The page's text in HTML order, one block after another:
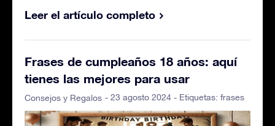
Leer el artículo completo
Frases de cumpleaños 18 años: aquí
tienes las mejores para usar
Consejos y Regalos - 23 agosto 2024 - Etiquetas: frases